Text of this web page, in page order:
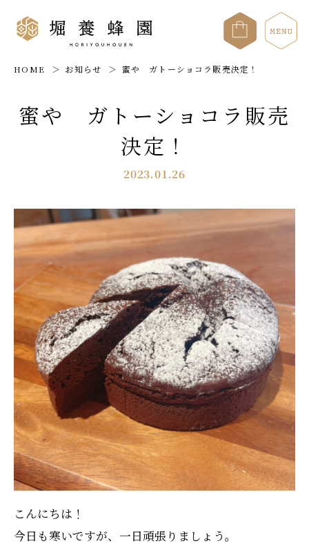
HOME お知らせ 蜜や ガトーショコラ販売決定！
蜜や ガトーショコラ販売
決定！
2023.01.26
こんにちは！
今日も寒いですが、一日頑張りましょう。